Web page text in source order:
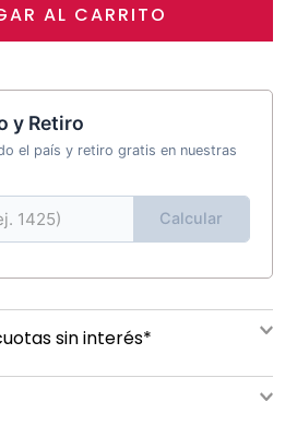
AL CARRITO
y Retiro
el país y retiro gratis en nuestras
Calcular
sin interés*